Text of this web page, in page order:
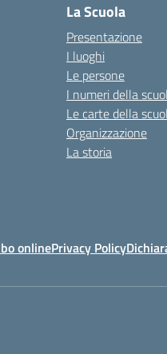
La Scuola
Presentazione
I luoghi
Le persone
I numeri della
Le carte della
Organizzazione
La storia
onlinePrivacy Policy